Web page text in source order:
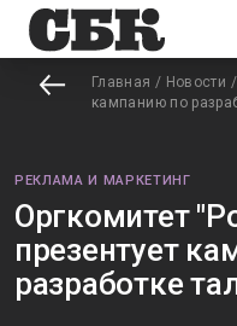
Главная / Новости /
кампанию по
РЕКЛАМА И МАРКЕТИНГ
Оргкомитет
презентует
разработке